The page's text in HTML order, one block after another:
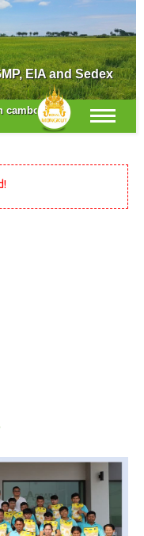
Season
EIA and Sedex
cambodia.